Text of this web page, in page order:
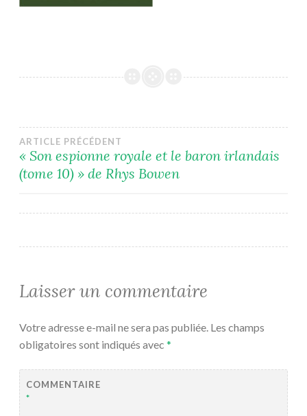
Navigation
de
l’article
ARTICLE PRÉCÉDENT
« Son espionne royale et le baron irlandais
(tome 10) » de Rhys Bowen
Laisser un commentaire
Votre adresse e-mail ne sera pas publiée. Les champs
obligatoires sont indiqués avec *
COMMENTAIRE
*